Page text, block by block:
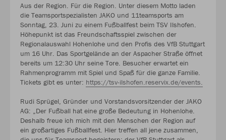
Aus der Region. Für die Region. Unter diesem Motto laden
die Teamsportspezialisten JAKO und 11teamsports am
Sonntag, 23. Juni zu einem Fußballfest beim TSV Ilshofen.
Höhepunkt ist das Freundschaftsspiel zwischen der
Regionalauswahl Hohenlohe und den Profis des VfB Stuttgart
um 16 Uhr. Das Sportgelände an der Aspacher Straße öffnet
bereits um 12:30 Uhr seine Tore. Besucher erwartet ein
Rahmenprogramm mit Spiel und Spaß für die ganze Familie.
Tickets gibt es unter: https://tsv-ilshofen.reservix.de/events.
Rudi Sprügel, Gründer und Vorstandsvorsitzender der JAKO
AG: „Der Fußball hat eine große Bedeutung in Hohenlohe.
Deshalb freue ich mich mit den Menschen der Region auf
ein großartiges Fußballfest. Hier treffen all jene zusammen,